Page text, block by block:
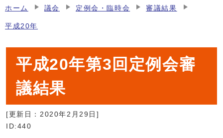
ホーム 議会 定例会・臨時会 審議結果
平成20年
平成20年第3回定例会審
議結果
[更新日： 2020年2月29日 ]
ID:440